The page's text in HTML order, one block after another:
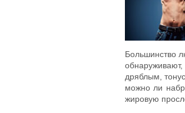
Большинство
дряблым,
можно ли
жировую